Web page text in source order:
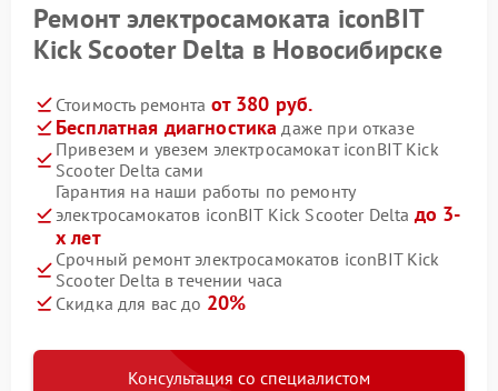
Ремонт электросамоката iconBIT
Kick Scooter Delta в Новосибирске
Стоимость ремонта от 380 руб.
Бесплатная диагностика даже при отказе
Привезем и увезем электросамокат iconBIT Kick
Scooter Delta сами
Гарантия на наши работы по ремонту
электросамокатов iconBIT Kick Scooter Delta до 3-
х лет
Срочный ремонт электросамокатов iconBIT Kick
Scooter Delta в течении часа
Скидка для вас до 20%
Консультация со специалистом